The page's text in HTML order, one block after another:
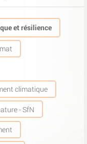
et résilience
climatique
- SfN